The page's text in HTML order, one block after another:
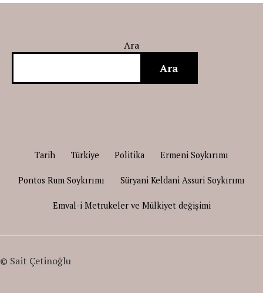
Ara
Ara
Tarih Türkiye Politika Ermeni Soykırımı
Pontos Rum Soykırımı Süryani Keldani Assuri Soykırımı
Emval-i Metrukeler ve Mülkiyet değişimi
© Sait Çetinoğlu